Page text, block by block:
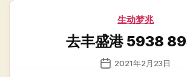
分
生动梦兆
去丰盛港 5938
发 2021年2月23日